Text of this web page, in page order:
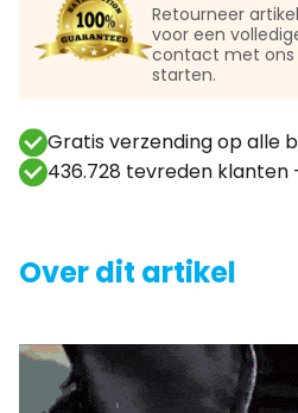
Retourneer
voor een
contact met ons
starten.
Gratis verzending op alle
436.728 tevreden klanten
Over dit artikel